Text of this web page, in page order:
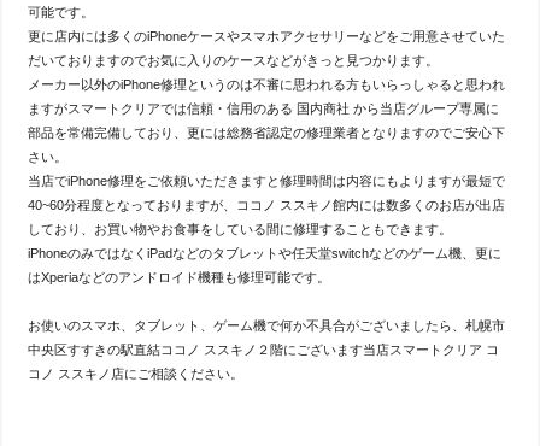
可能です。
更に店内には多くのiPhoneケースやスマホアクセサリーなどをご用意させていた
だいておりますのでお気に入りのケースなどがきっと見つかります。
メーカー以外のiPhone修理というのは不審に思われる方もいらっしゃると思われ
ますがスマートクリアでは信頼・信用のある 国内商社 から当店グループ専属に
部品を常備完備しており、更には総務省認定の修理業者となりますのでご安心下
さい。
当店でiPhone修理をご依頼いただきますと修理時間は内容にもよりますが最短で
40~60分程度となっておりますが、ココノ ススキノ館内には数多くのお店が出店
しており、お買い物やお食事をしている間に修理することもできます。
iPhoneのみではなくiPadなどのタブレットや任天堂switchなどのゲーム機、更に
はXperiaなどのアンドロイド機種も修理可能です。
お使いのスマホ、タブレット、ゲーム機で何か不具合がございましたら、札幌市
中央区すすきの駅直結ココノ ススキノ２階にございます当店スマートクリア コ
コノ ススキノ店にご相談ください。